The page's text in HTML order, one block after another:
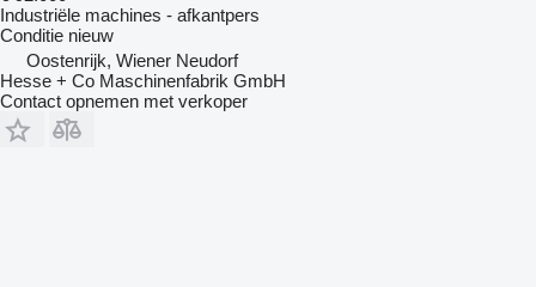
Industriële machines - afkantpers
Conditie nieuw
Oostenrijk, Wiener Neudorf
Hesse + Co Maschinenfabrik GmbH
Contact opnemen met verkoper